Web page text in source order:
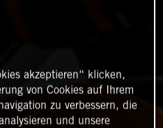
akzeptieren“ klicken,
von Cookies auf Ihrem
zu verbessern, die
und unsere